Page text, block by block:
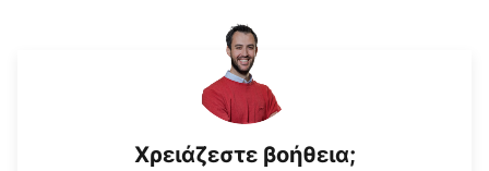
Χρειάζεστε βοήθεια;